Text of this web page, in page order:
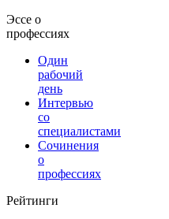
Эссе о
профессиях
Один
рабочий
день
Интервью
со
специалистами
Сочинения
о
профессиях
Рейтинги